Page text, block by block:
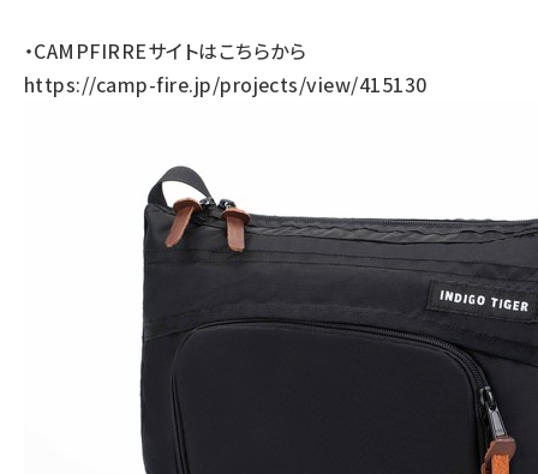
・CAMPFIRREサイトはこちらから
https://camp-fire.jp/projects/view/415130